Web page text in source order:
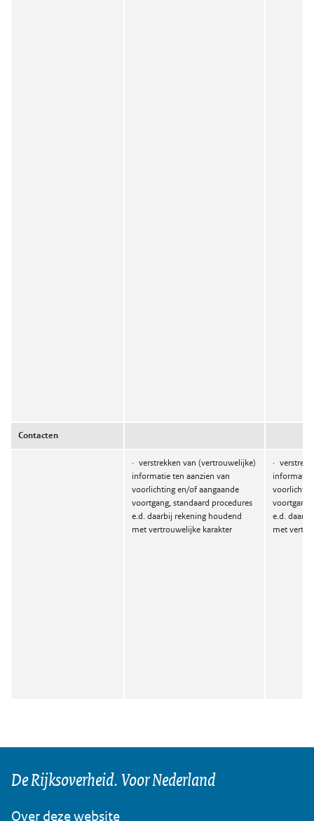
Contacten
· verstrekken van (vertrouwelijke)
informatie ten aanzien van
voorlichting en/of aangaande
voortgang, standaard procedures
e.d. daarbij rekening houdend
met vertrouwelijke karakter
·
informatie
voortgang,
e.d.
met
De Rijksoverheid. Voor Nederland
Over deze website